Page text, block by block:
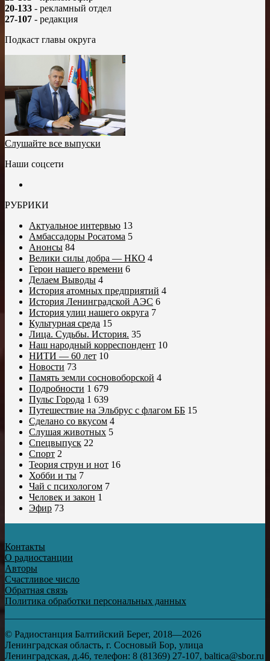
20-133 - рекламный отдел
27-107 - редакция
Подкаст главы округа
Слушайте все выпуски
Наши соцсети
РУБРИКИ
Актуальное интервью 13
Амбассадоры Росатома 5
Анонсы 84
Велики силы добра — НКО 4
Герои нашего времени 6
Делаем Выводы 4
История атомных предприятий 4
История Ленинградской АЭС 6
История улиц нашего округа 7
Культурная среда 15
Лица. Судьбы. История. 35
Наш народный корреспондент 10
НИТИ — 60 лет 10
Новости 73
Память земли сосновоборской 4
Подробности 1 679
Пульс Города 1 639
Путешествие на Эльбрус с флагом ББ 15
Сделано со вкусом 4
Слушая животных 5
Спецвыпуск 22
Спорт 2
Теория струн и нот 16
Хобби и ты 7
Чай с психологом 7
Человек и закон 1
Эфир 73
Контакты
О радиостанции
Авторы
Счастливое число
Обратная связь
Политика обработки персональных данных
© Радиостанция Балтийский Берег, 2018—2026
Ленинградская область, г. Сосновый Бор, улица
Ленинградская, д.46, телефон: 8 (81369) 27-107, baltica@sbor.ru